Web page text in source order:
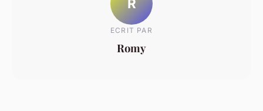
R
ECRIT PAR
Romy